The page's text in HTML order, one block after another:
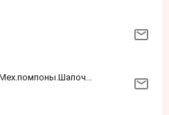
Taty-цветочная фея.Мех.помпоны.Шапочки.